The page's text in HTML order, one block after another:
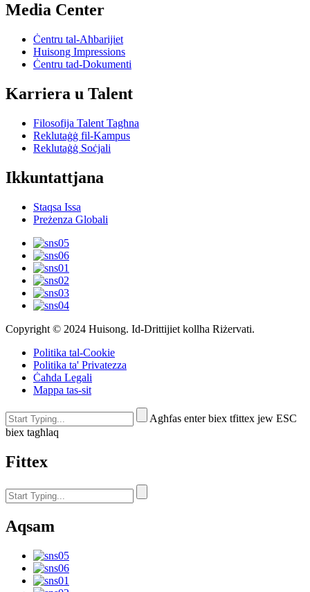
Media Center
Ċentru tal-Aħbarijiet
Huisong Impressions
Ċentru tad-Dokumenti
Karriera u Talent
Filosofija Talent Tagħna
Reklutaġġ fil-Kampus
Reklutaġġ Soċjali
Ikkuntattjana
Staqsa Issa
Preżenza Globali
Copyright © 2024 Huisong. Id-Drittijiet kollha Riżervati.
Politika tal-Cookie
Politika ta' Privatezza
Ċaħda Legali
Mappa tas-sit
Agħfas enter biex tfittex jew ESC
biex tagħlaq
Fittex
Aqsam